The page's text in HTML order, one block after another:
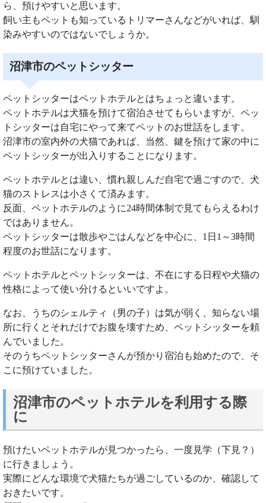
ら、預けやすいと思います。
飼い主もペットも知っているトリマーさんなどがいれば、馴
染みやすいのではないでしょうか。
沼津市のペットシッター
ペットシッターはペットホテルとはちょっと違います。
ペットホテルは犬猫を預けて宿泊させてもらいますが、ペッ
トシッターは自宅にやって来てペットのお世話をします。
沼津市の室内外の犬猫であれば、当然、鍵を預けて家の中に
ペットシッターが出入りすることになります。
ペットホテルとは違い、慣れ親しんだ自宅で過ごすので、犬
猫のストレスは小さくて済みます。
反面、ペットホテルのように24時間体制で見てもらえるわけ
ではありません。
ペットシッターは散歩やごはんなどを中心に、1日1～3時間
程度のお世話になります。
ペットホテルとペットシッターは、不在にする日程や犬猫の
性格によって使い分けるといいですよ。
なお、うちのシェルティ（男の子）は気が弱く、知らない場
所に行くとそれだけでお腹を壊すため、ペットシッターを頼
んでいました。
そのうちペットシッターさんが預かり宿泊も始めたので、そ
こに預けていました。
沼津市のペットホテルを利用する際
に
預けたいペットホテルが見つかったら、一度見学（下見？）
に行きましょう。
実際にどんな環境で犬猫たちが過ごしているのか、確認して
おきたいです。